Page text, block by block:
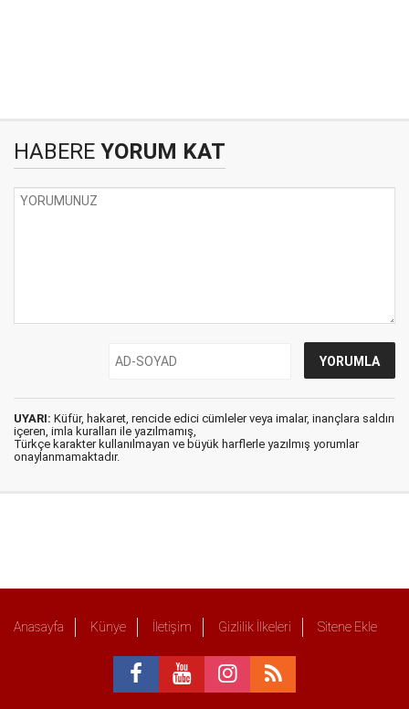
HABERE YORUM KAT
UYARI: Küfür, hakaret, rencide edici cümleler veya imalar, inançlara saldırı
içeren, imla kuralları ile yazılmamış,
Türkçe karakter kullanılmayan ve büyük harflerle yazılmış yorumlar
onaylanmamaktadır.
Anasayfa Künye İletişim Gizlilik İlkeleri Sitene Ekle